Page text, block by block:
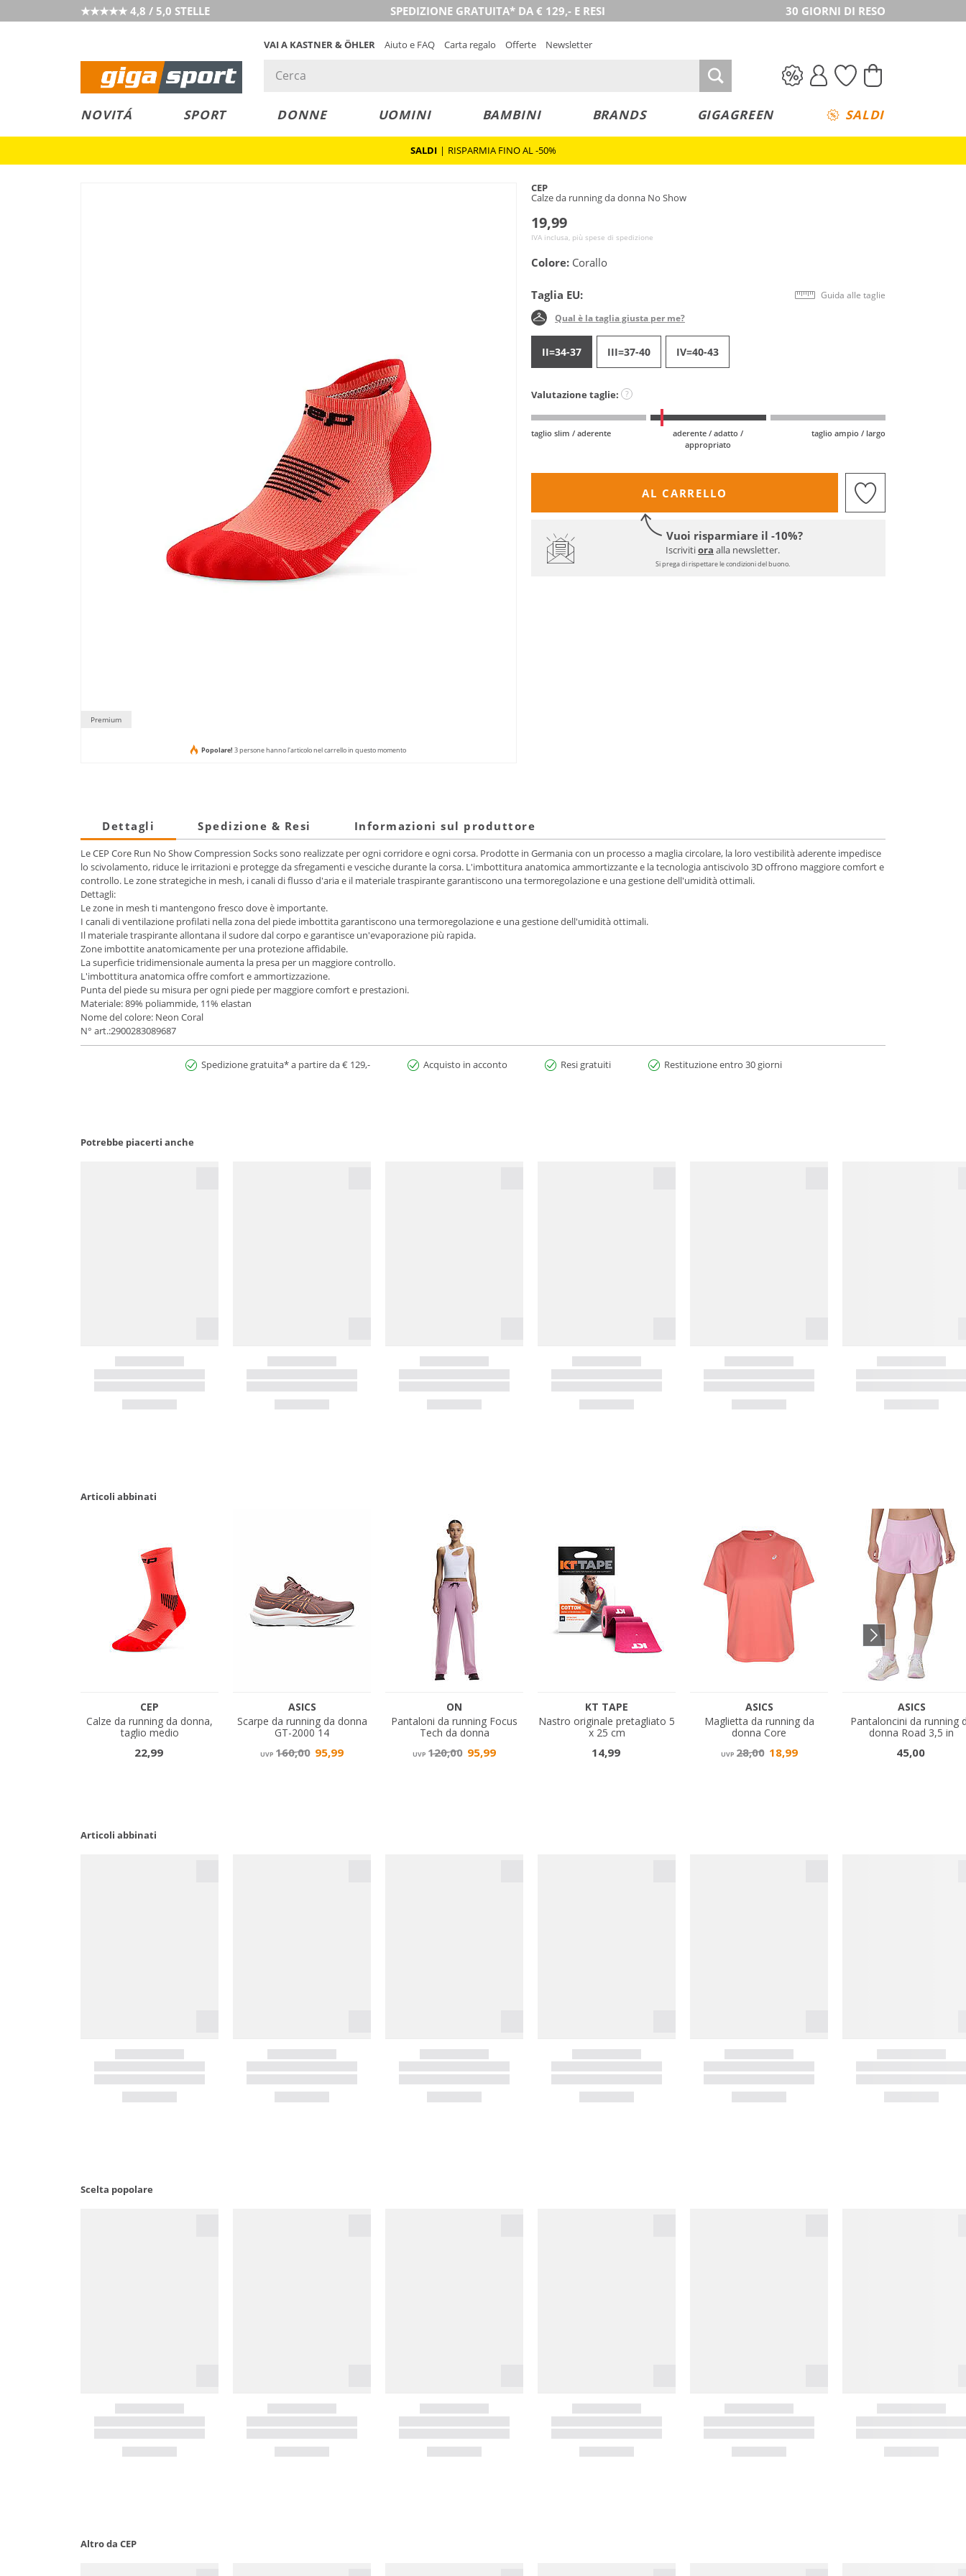
★★★★★ 4,8 / 5,0 STELLE SPEDIZIONE GRATUITA* DA € 129,- E RESI 30 GIORNI DI RESO
VAI A KASTNER & ÖHLER Aiuto e FAQ Carta regalo Offerte Newsletter
NOVITÁ SPORT DONNE UOMINI BAMBINI BRANDS GIGAGREEN SALDI
SALDI | RISPARMIA FINO AL -50%
Premium
Popolare! 3 persone hanno l'articolo nel carrello in questo momento
CEP
Calze da running da donna No Show
19,99
IVA inclusa, più spese di spedizione
Colore: Corallo
Taglia EU: Guida alle taglie
Qual è la taglia giusta per me?
II=34-37 III=37-40 IV=40-43
Valutazione taglie: ?
taglio slim / aderente
aderente / adatto /
appropriato
taglio ampio / largo
AL CARRELLO
Vuoi risparmiare il -10%?
Iscrivitiora alla newsletter.
Si prega di rispettare le condizioni del buono.
Dettagli Spedizione & Resi Informazioni sul produttore
Le CEP Core Run No Show Compression Socks sono realizzate per ogni corridore e ogni corsa. Prodotte in Germania con un processo a maglia circolare, la loro vestibilità aderente impedisce
lo scivolamento, riduce le irritazioni e protegge da sfregamenti e vesciche durante la corsa. L'imbottitura anatomica ammortizzante e la tecnologia antiscivolo 3D offrono maggiore comfort e
controllo. Le zone strategiche in mesh, i canali di flusso d'aria e il materiale traspirante garantiscono una termoregolazione e una gestione dell'umidità ottimali.
Dettagli:
Le zone in mesh ti mantengono fresco dove è importante.
I canali di ventilazione profilati nella zona del piede imbottita garantiscono una termoregolazione e una gestione dell'umidità ottimali.
Il materiale traspirante allontana il sudore dal corpo e garantisce un'evaporazione più rapida.
Zone imbottite anatomicamente per una protezione affidabile.
La superficie tridimensionale aumenta la presa per un maggiore controllo.
L'imbottitura anatomica offre comfort e ammortizzazione.
Punta del piede su misura per ogni piede per maggiore comfort e prestazioni.
Materiale: 89% poliammide, 11% elastan
Nome del colore: Neon Coral
N° art.:2900283089687
Spedizione gratuita* a partire da € 129,- Acquisto in acconto Resi gratuiti Restituzione entro 30 giorni
Potrebbe piacerti anche
Articoli abbinati
Articoli abbinati
Scelta popolare
Altro da CEP